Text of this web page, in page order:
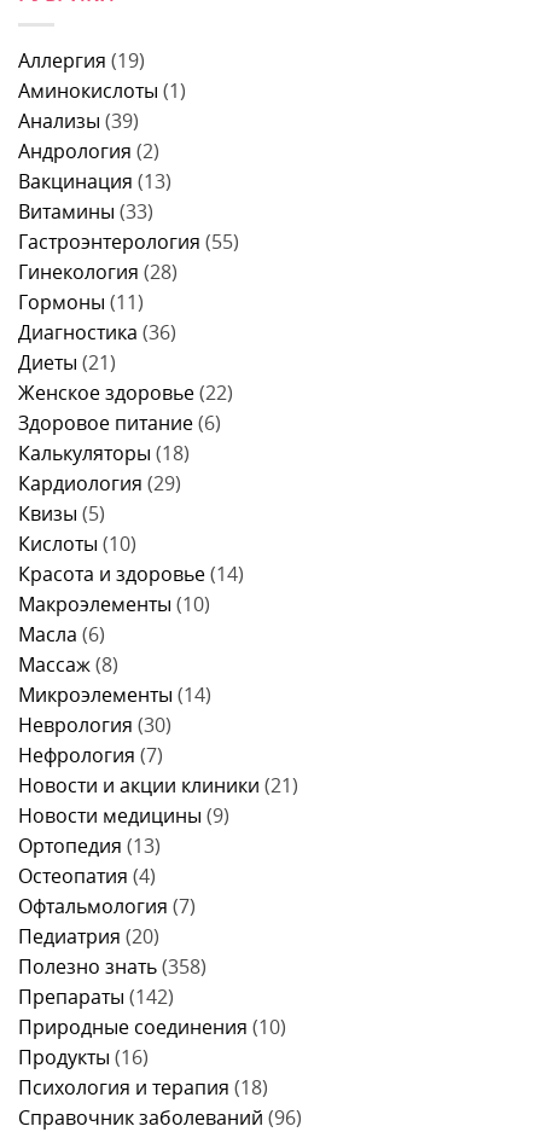
идти
к
врачу
и
когда
идти
к
врачу
можно
колоноскопией
за
1
день
–
меню,
продукты
и
правила
питания
Аллергия (19)
Аминокислоты (1)
Анализы (39)
Андрология (2)
Вакцинация (13)
Витамины (33)
Гастроэнтерология (55)
Гинекология (28)
Гормоны (11)
Диагностика (36)
Диеты (21)
Женское здоровье(22)
Здоровое питание(6)
Калькуляторы (18)
Кардиология (29)
Квизы (5)
Кислоты (10)
Красота и здоровье(14)
Макроэлементы (10)
Масла (6)
Массаж(8)
Микроэлементы (14)
Неврология (30)
Нефрология (7)
Новости и акции клиники (21)
Новости медицины (9)
Ортопедия (13)
Остеопатия (4)
Офтальмология (7)
Педиатрия (20)
Полезно знать(358)
Препараты (142)
Природные соединения (10)
Продукты (16)
Психология и терапия (18)
Справочник заболеваний (96)